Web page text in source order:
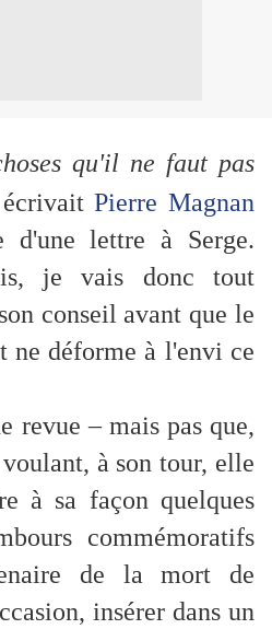
qu'il ne faut pas
écrivaitPierre Magnan
d'une lettre à Serge.
je vais donc tout
conseil avant que le
ne déforme à l'envi ce
revue – mais pas que,
à son tour, elle
à sa façon quelques
commémoratifs
de la mort de
insérer dans un